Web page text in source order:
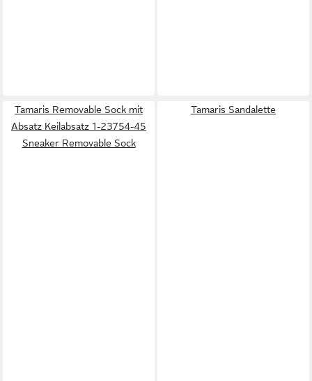
Tamaris Removable Sock mit
Absatz Keilabsatz 1-23754-45
Sneaker Removable Sock
Tamaris Sandalette